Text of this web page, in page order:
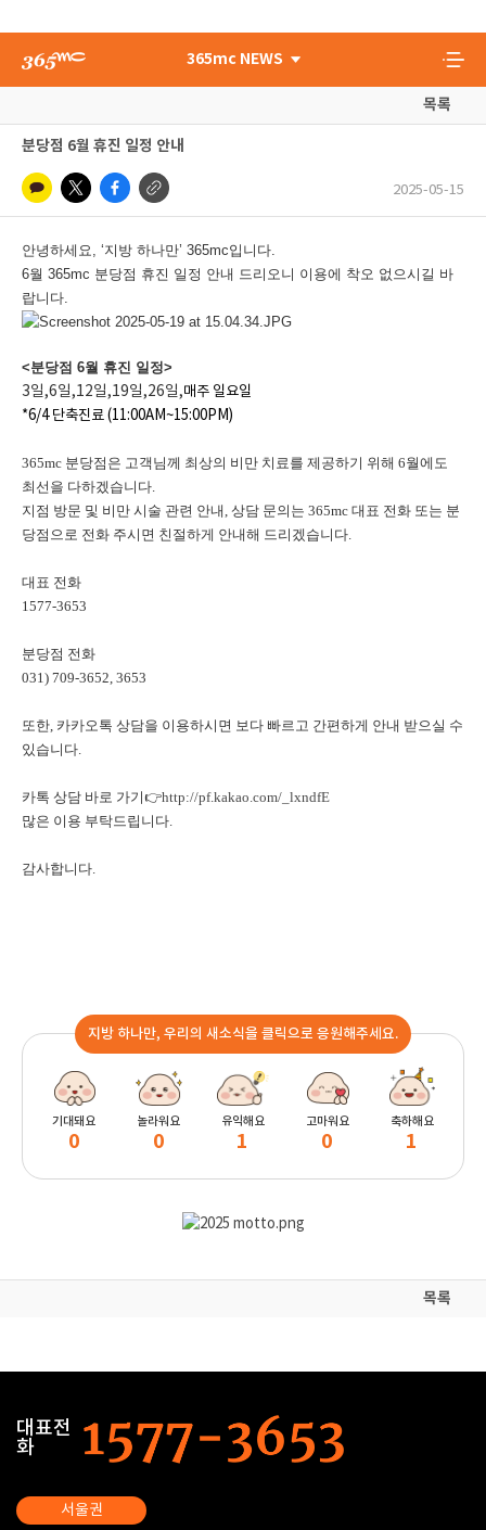
365mc NEWS
목록
분당점 6월 휴진 일정 안내
2025-05-15
안녕하세요, ‘지방 하나만’ 365mc입니다.
6월 365mc 분당점 휴진 일정 안내 드리오니 이용에 착오 없으시길 바
랍니다.
<분당점 6월 휴진 일정>
3일,6일,12일,19일,26일,매주 일요일
*6/4 단축진료 (11:00AM~15:00PM)
365mc 분당점은 고객님께 최상의 비만 치료를 제공하기 위해 6월에도
최선을 다하겠습니다.
지점 방문 및 비만 시술 관련 안내, 상담 문의는 365mc 대표 전화 또는 분
당점으로 전화 주시면 친절하게 안내해 드리겠습니다.
대표 전화
1577-3653
분당점 전화
031) 709-3652, 3653
또한, 카카오톡 상담을 이용하시면 보다 빠르고 간편하게 안내 받으실 수
있습니다.
카톡 상담 바로 가기👉http://pf.kakao.com/_lxndfE
많은 이용 부탁드립니다.
감사합니다.
지방 하나만, 우리의 새소식을 클릭으로 응원해주세요.
기대돼요
0
놀라워요
0
유익해요
1
고마워요
0
축하해요
1
목록
대표전
화